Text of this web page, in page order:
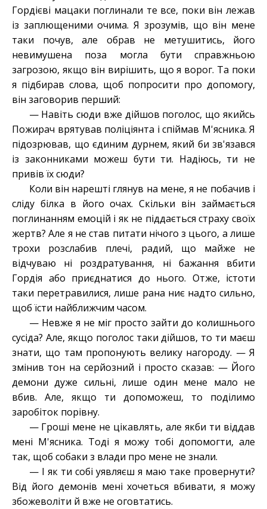
Гордієві мацаки поглинали те все, поки він лежав
із заплющеними очима. Я зрозумів, що він мене
таки почув, але обрав не метушитись, його
невимушена поза могла бути справжньою
загрозою, якщо він вирішить, що я ворог. Та поки
я підбирав слова, щоб попросити про допомогу,
він заговорив перший:
— Навіть сюди вже дійшов поголос, що якийсь
Пожирач врятував поліціянта і спіймав М'ясника. Я
підозрював, що єдиним дурнем, який би зв'язався
із законниками можеш бути ти. Надіюсь, ти не
привів їх сюди?
Коли він нарешті глянув на мене, я не побачив і
сліду білка в його очах. Скільки він займається
поглинанням емоцій і як не піддається страху своїх
жертв? Але я не став питати нічого з цього, а лише
трохи розслабив плечі, радий, що майже не
відчуваю ні роздратування, ні бажання вбити
Гордія або приєднатися до нього. Отже, істоти
таки перетравилися, лише рана ниє надто сильно,
щоб їсти найближчим часом.
— Невже я не міг просто зайти до колишнього
сусіда? Але, якщо поголос таки дійшов, то ти маєш
знати, що там пропонують велику нагороду. — Я
змінив тон на серйозний і просто сказав: — Його
демони дуже сильні, лише один мене мало не
вбив. Але, якщо ти допоможеш, то поділимо
заробіток порівну.
— Гроші мене не цікавлять, але якби ти віддав
мені М'ясника. Тоді я можу тобі допомогти, але
так, щоб собаки з влади про мене не знали.
— І як ти собі уявляєш я маю таке провернути?
Від його демонів мені хочеться вбивати, я можу
збожеволіти й вже не оговтатись.